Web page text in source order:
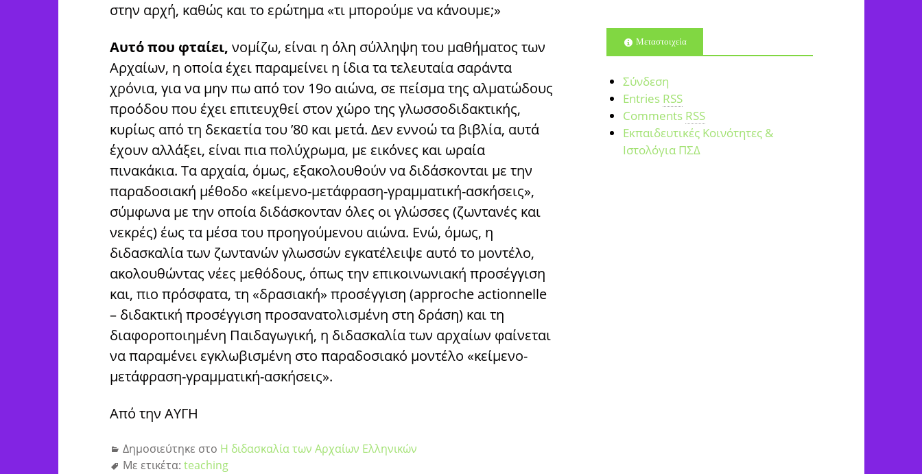
στην αρχή, καθώς και το ερώτημα «τι μπορούμε να κάνουμε;»
Αυτό που φταίει, νομίζω, είναι η όλη σύλληψη του μαθήματος των
Αρχαίων, η οποία έχει παραμείνει η ίδια τα τελευταία σαράντα
χρόνια, για να μην πω από τον 19ο αιώνα, σε πείσμα της αλματώδους
προόδου που έχει επιτευχθεί στον χώρο της γλωσσοδιδακτικής,
κυρίως από τη δεκαετία του ’80 και μετά. Δεν εννοώ τα βιβλία, αυτά
έχουν αλλάξει, είναι πια πολύχρωμα, με εικόνες και ωραία
πινακάκια. Τα αρχαία, όμως, εξακολουθούν να διδάσκονται με την
παραδοσιακή μέθοδο «κείμενο-μετάφραση-γραμματική-ασκήσεις»,
σύμφωνα με την οποία διδάσκονταν όλες οι γλώσσες (ζωντανές και
νεκρές) έως τα μέσα του προηγούμενου αιώνα. Ενώ, όμως, η
διδασκαλία των ζωντανών γλωσσών εγκατέλειψε αυτό το μοντέλο,
ακολουθώντας νέες μεθόδους, όπως την επικοινωνιακή προσέγγιση
και, πιο πρόσφατα, τη «δρασιακή» προσέγγιση (approche actionnelle
– διδακτική προσέγγιση προσανατολισμένη στη δράση) και τη
διαφοροποιημένη Παιδαγωγική, η διδασκαλία των αρχαίων φαίνεται
να παραμένει εγκλωβισμένη στο παραδοσιακό μοντέλο «κείμενο-
μετάφραση-γραμματική-ασκήσεις».
Από την ΑΥΓΗ
Δημοσιεύτηκε στο Η διδασκαλία των Αρχαίων Ελληνικών
Με ετικέτα: teaching
Μεταστοιχεία
Σύνδεση
Entries RSS
Comments RSS
Εκπαιδευτικές Κοινότητες &
Ιστολόγια ΠΣΔ